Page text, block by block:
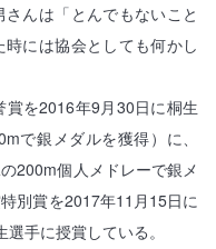
んは「とんでもないこと
には協会としても何かし
を2016年9月30日に桐生
で銀メダルを獲得）に、
200m個人メドレーで銀メ
別賞を2017年11月15日に
手に授賞している。